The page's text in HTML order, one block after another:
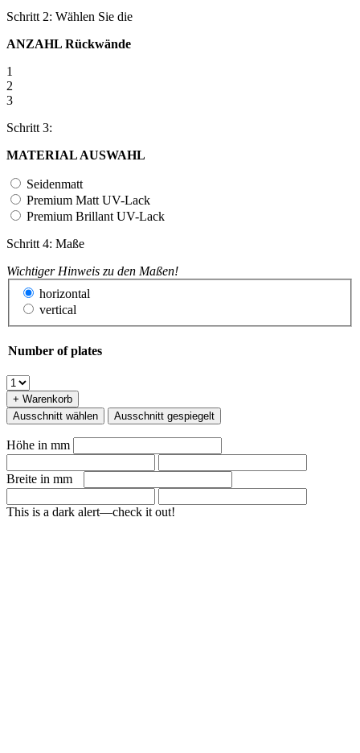
Schritt 2: Wählen Sie die
ANZAHL Rückwände
1
2
3
Schritt 3:
MATERIAL AUSWAHL
Seidenmatt
Premium Matt UV-Lack
Premium Brillant UV-Lack
Schritt 4: Maße
Wichtiger Hinweis zu den Maßen!
horizontal
vertical
Number of plates
+ Warenkorb
Ausschnitt wählen
Ausschnitt gespiegelt
Höhe in mm
Breite in mm
This is a dark alert—check it out!